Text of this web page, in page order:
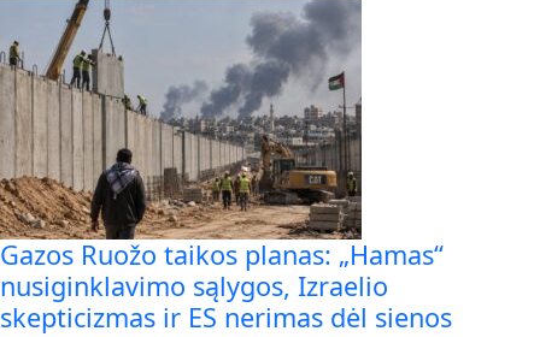
Gazos Ruožo taikos planas: „Hamas“
nusiginklavimo sąlygos, Izraelio
skepticizmas ir ES nerimas dėl sienos